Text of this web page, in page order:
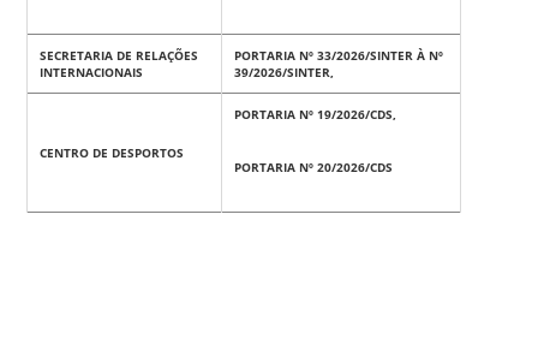
SECRETARIA DE RELAÇÕES
INTERNACIONAIS
PORTARIA Nº 33/2026/SINTER À Nº
39/2026/SINTER,
CENTRO DE DESPORTOS
PORTARIA Nº 19/2026/CDS,
PORTARIA Nº 20/2026/CDS